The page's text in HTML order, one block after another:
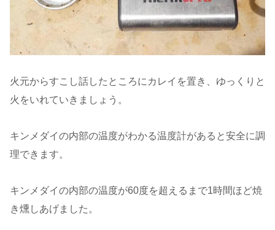
火元からすこし話したところにカレイを置き、ゆっくりと
火をいれていきましょう。
キンメダイの内部の温度がわかる温度計があると安全に調
理できます。
キンメダイの内部の温度が60度を超えるまで1時間ほど焼
き燻しあげました。